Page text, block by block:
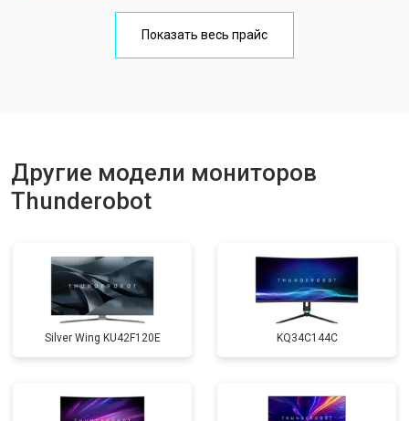
Показать весь прайс
Другие модели мониторов
Thunderobot
Silver Wing KU42F120E KQ34C144C